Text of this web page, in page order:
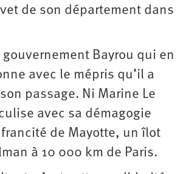
de son département dans
gouvernement Bayrou qui en
avec le mépris qu’il a
passage. Ni Marine Le
avec sa démagogie
de Mayotte, un îlot
à 10 000 km de Paris.